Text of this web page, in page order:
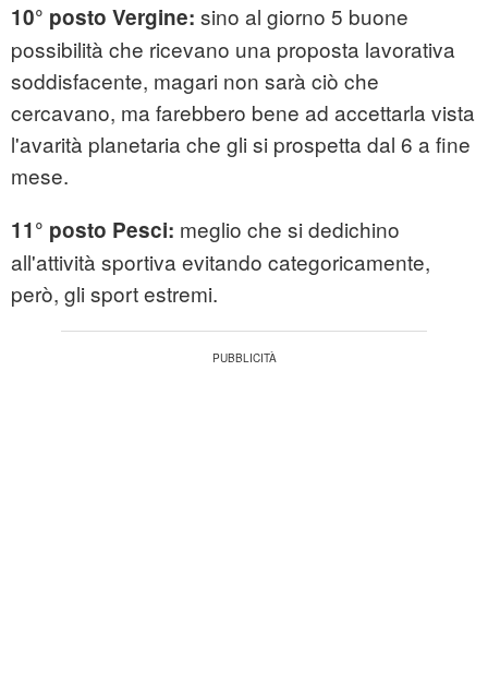
10° posto Vergine: sino al giorno 5 buone
possibilità che ricevano una proposta lavorativa
soddisfacente, magari non sarà ciò che
cercavano, ma farebbero bene ad accettarla vista
l'avarità planetaria che gli si prospetta dal 6 a fine
mese.
11° posto Pesci: meglio che si dedichino
all'attività sportiva evitando categoricamente,
però, gli sport estremi.